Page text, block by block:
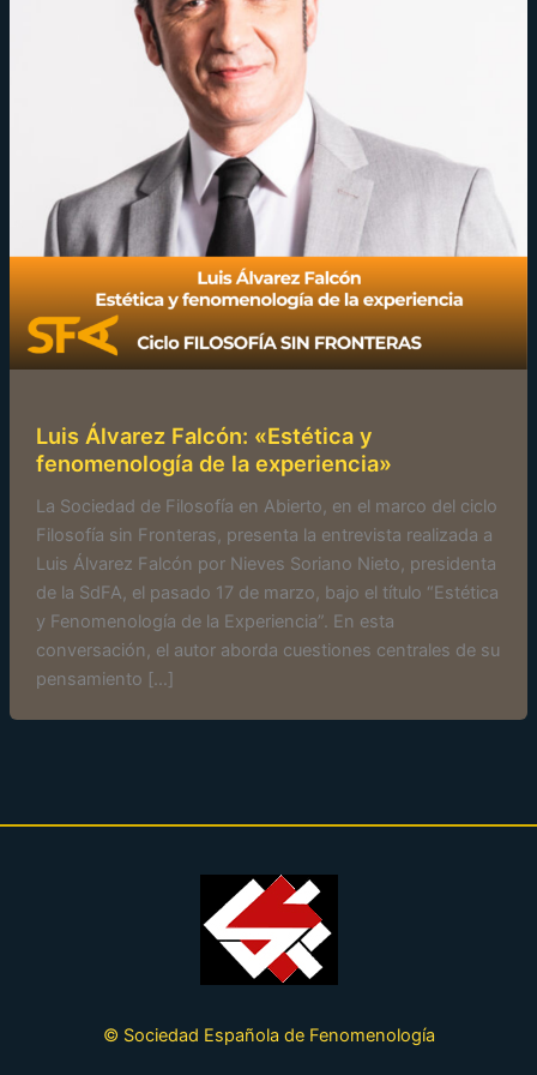
Luis Álvarez Falcón: «Estética y
fenomenología de la experiencia»
La Sociedad de Filosofía en Abierto, en el marco del ciclo
Filosofía sin Fronteras, presenta la entrevista realizada a
Luis Álvarez Falcón por Nieves Soriano Nieto, presidenta
de la SdFA, el pasado 17 de marzo, bajo el título “Estética
y Fenomenología de la Experiencia”. En esta
conversación, el autor aborda cuestiones centrales de su
pensamiento […]
© Sociedad Española de Fenomenología